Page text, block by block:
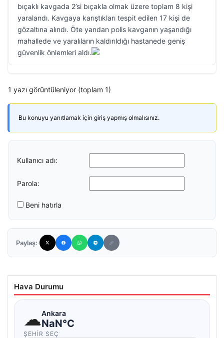
bıçaklı kavgada 2’si bıçakla olmak üzere toplam 8 kişi
yaralandı. Kavgaya karıştıkları tespit edilen 17 kişi de
gözaltına alındı. Öte yandan polis kavganın yaşandığı
mahallede ve yaralıların kaldırıldığı hastanede geniş
güvenlik önlemleri aldı.
1 yazı görüntüleniyor (toplam 1)
Bu konuyu yanıtlamak için giriş yapmış olmalısınız.
Kullanıcı adı:
Parola:
Beni hatırla
Paylaş:
Hava Durumu
☁Ankara
NaN°C
ŞEHIR SEÇ